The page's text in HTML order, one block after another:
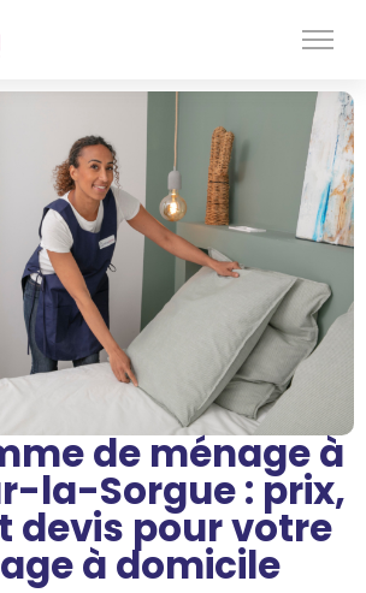
& Repassage
âgées
du handicap
de ménage à
la-Sorgue : prix,
devis pour votre
à domicile